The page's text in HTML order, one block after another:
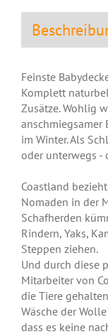
Feinste
Komplett
Zusätze. Wohlig
anschmiegsamer
im Winter. Als
oder unterwegs -
Coastland
Nomaden in der
Schafherden
Rindern, Yaks,
Steppen ziehen.
Und durch diese
Mitarbeiter von
die Tiere
Wäsche der
dass es keine